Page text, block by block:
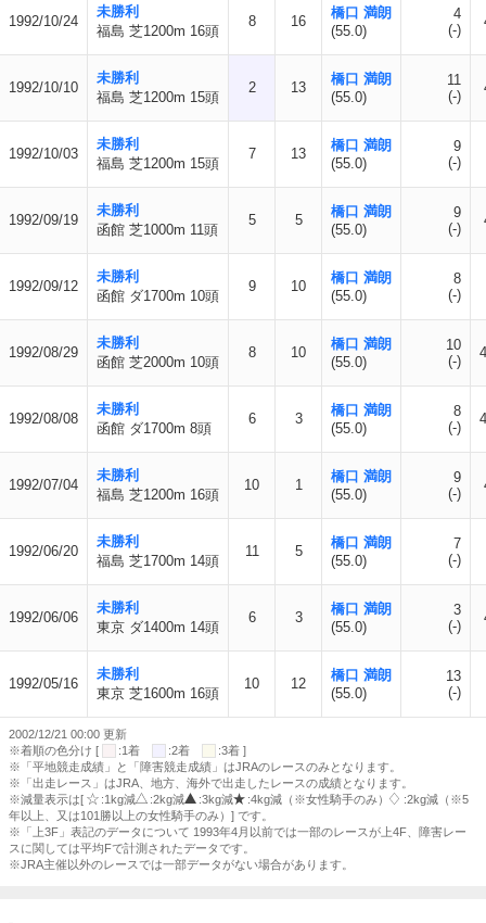
1992/10/24
未勝利
福島 芝1200m 16頭
8 16
橋口 満朗
(55.0)
4
(-)
1992/10/10
未勝利
福島 芝1200m 15頭
2 13
橋口 満朗
(55.0)
11
(-)
1992/10/03
未勝利
福島 芝1200m 15頭
7 13
橋口 満朗
(55.0)
9
(-)
1992/09/19
未勝利
函館 芝1000m 11頭
5 5
橋口 満朗
(55.0)
9
(-)
1992/09/12
未勝利
函館 ダ1700m 10頭
9 10
橋口 満朗
(55.0)
8
(-)
1992/08/29
未勝利
函館 芝2000m 10頭
8 10
橋口 満朗
(55.0)
10
(-)
1992/08/08
未勝利
函館 ダ1700m 8頭
6 3
橋口 満朗
(55.0)
8
(-)
1992/07/04
未勝利
福島 芝1200m 16頭
10 1
橋口 満朗
(55.0)
9
(-)
1992/06/20
未勝利
福島 芝1700m 14頭
11 5
橋口 満朗
(55.0)
7
(-)
1992/06/06
未勝利
東京 ダ1400m 14頭
6 3
橋口 満朗
(55.0)
3
(-)
1992/05/16
未勝利
東京 芝1600m 16頭
10 12
橋口 満朗
(55.0)
13
(-)
2002/12/21 00:00 更新
※着順の色分け [
:1着 :2着
:3着 ]
※「平地競走成績」と「障害競走成績」はJRAのレースのみとなります。
※「出走レース」はJRA、地方、海外で出走したレースの成績となります。
※減量表示は[
:1kg減 :2kg減 :3kg減 :4kg減（※女性騎手のみ）
:2kg減（※5
年以上、又は101勝以上の女性騎手のみ）] です。
※「上3F」表記のデータについて 1993年4月以前では一部のレースが上4F、障害レー
スに関しては平均Fで計測されたデータです。
※JRA主催以外のレースでは一部データがない場合があります。